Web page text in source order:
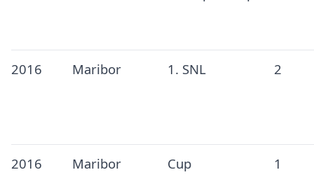
2016 Maribor 1. SNL 2
2016 Maribor Cup 1